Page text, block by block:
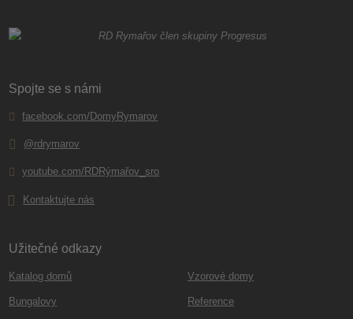
Spojte se s námi
facebook.com/DomyRymarov
@rdrymarov
youtube.com/RDRýmařov_sro
Kontaktujte nás
Užitečné odkazy
Katalog domů
Bungalovy
Vzorové domy
Reference